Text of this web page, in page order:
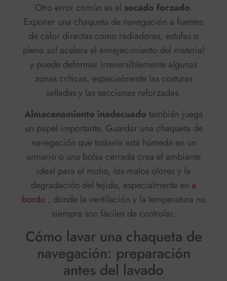
Otro error común es el secado forzado.
Exponer una chaqueta de navegación a fuentes
de calor directas como radiadores, estufas o
pleno sol acelera el envejecimiento del material
y puede deformar irreversiblemente algunas
zonas críticas, especialmente las costuras
selladas y las secciones reforzadas.
Almacenamiento inadecuado también juega
un papel importante. Guardar una chaqueta de
navegación que todavía está húmeda en un
armario o una bolsa cerrada crea el ambiente
ideal para el moho, los malos olores y la
degradación del tejido, especialmente en a
bordo , donde la ventilación y la temperatura no
siempre son fáciles de controlar.
Cómo lavar una chaqueta de
navegación: preparación
antes del lavado